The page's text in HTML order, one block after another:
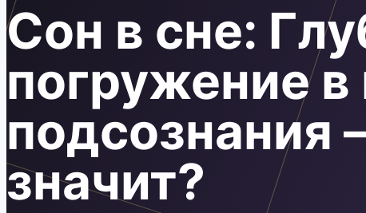
Сон в сне:
погружение
подсознания
значит?